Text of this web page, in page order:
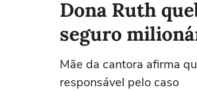
Dona Ruth
seguro
Mãe da cantora afirma
responsável pelo caso